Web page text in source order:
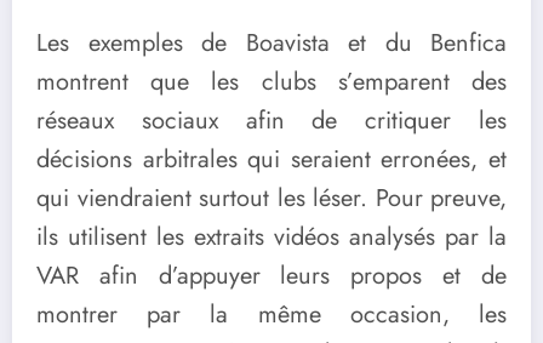
Les exemples de Boavista et du Benfica
montrent que les clubs s’emparent des
réseaux sociaux afin de critiquer les
décisions arbitrales qui seraient erronées, et
qui viendraient surtout les léser. Pour preuve,
ils utilisent les extraits vidéos analysés par la
VAR afin d’appuyer leurs propos et de
montrer par la même occasion, les